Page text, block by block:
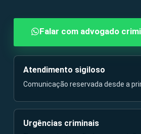
Falar com advogado
Atendimento sigiloso
Comunicação reservada desde a
Urgências criminais